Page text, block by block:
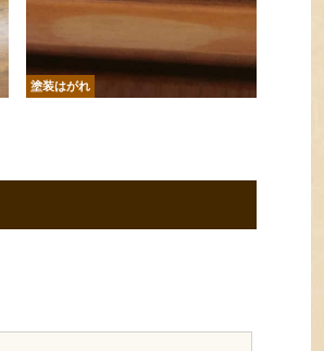
塗装はがれ